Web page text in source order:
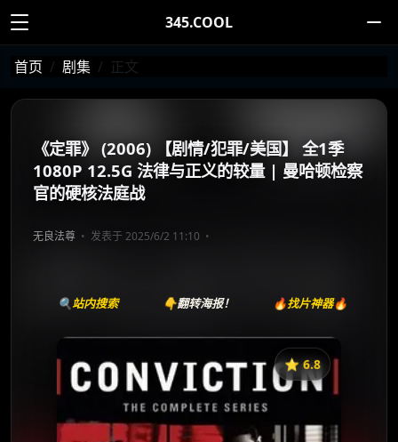
345.COOL
首页 剧集 正文
《定罪》 (2006) 【剧情/犯罪/美国】 全1季
1080P 12.5G 法律与正义的较量 | 曼哈顿检察
官的硬核法庭战
无良法尊 发表于 2025/6/2 11:10
🔍站内搜索 👇翻转海报！ 🔥找片神器🔥
⭐️ 6.8
《定罪》
⭐
收藏
⭐️ 评分：6.8 | 🎬 2016年
✅ 已完结